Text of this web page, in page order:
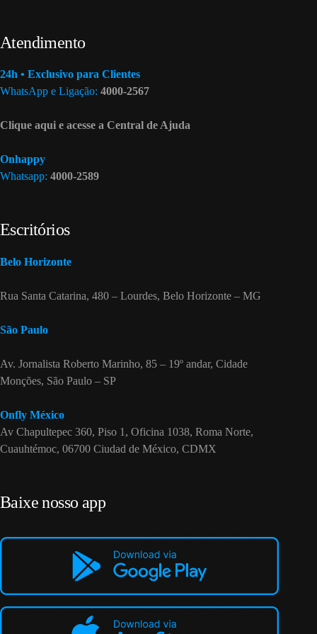
Atendimento
24h • Exclusivo para Clientes
WhatsApp e Ligação: 4000-2567
Clique aqui e acesse a Central de Ajuda
Onhappy
Whatsapp: 4000-2589
Escritórios
Belo Horizonte
Rua Santa Catarina, 480 – Lourdes, Belo Horizonte – MG
São Paulo
Av. Jornalista Roberto Marinho, 85 – 19º andar, Cidade
Monções, São Paulo – SP
Onfly México
Av Chapultepec 360, Piso 1, Oficina 1038, Roma Norte,
Cuauhtémoc, 06700 Ciudad de México, CDMX
Baixe nosso app